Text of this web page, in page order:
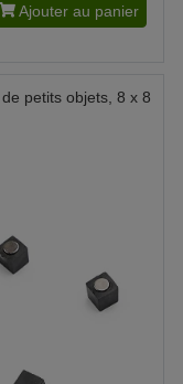
Ajouter au panier
petits objets, 8 x 8